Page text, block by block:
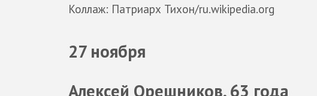
Коллаж: Патриарх Тихон/ru.wikipedia.org
27 ноября
Алексей Орешников, 63 года